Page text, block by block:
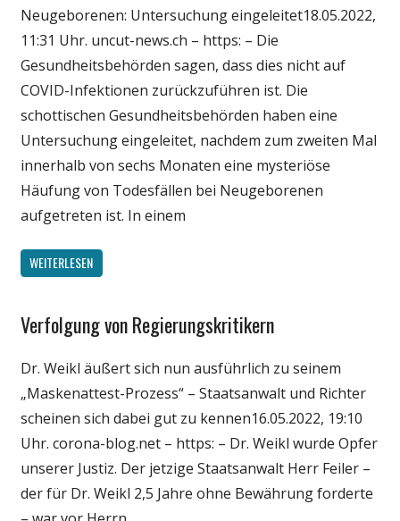
Wirtschaft
Wissenschaft
Neugeborenen: Untersuchung eingeleitet18.05.2022,
11:31 Uhr. uncut-news.ch – https: – Die
Gesundheitsbehörden sagen, dass dies nicht auf
COVID-Infektionen zurückzuführen ist. Die
schottischen Gesundheitsbehörden haben eine
Untersuchung eingeleitet, nachdem zum zweiten Mal
innerhalb von sechs Monaten eine mysteriöse
Häufung von Todesfällen bei Neugeborenen
aufgetreten ist. In einem
WEITERLESEN
Gesellschaft
Politik
Wirtschaft
Wissenschaft
Verfolgung von Regierungskritikern
Dr. Weikl äußert sich nun ausführlich zu seinem
„Maskenattest-Prozess“ – Staatsanwalt und Richter
scheinen sich dabei gut zu kennen16.05.2022, 19:10
Uhr. corona-blog.net – https: – Dr. Weikl wurde Opfer
unserer Justiz. Der jetzige Staatsanwalt Herr Feiler –
der für Dr. Weikl 2,5 Jahre ohne Bewährung forderte